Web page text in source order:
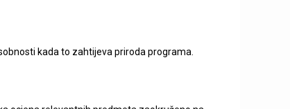
kada to zahtijeva priroda programa.